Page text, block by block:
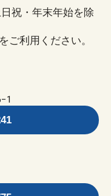
祝・年末年始を除
をご利用ください。